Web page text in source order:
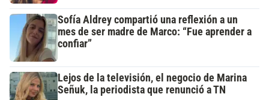
Sofía Aldrey compartió una reflexión a un
mes de ser madre de Marco: “Fue aprender a
confiar”
Lejos de la televisión, el negocio de Marina
Señuk, la periodista que renunció a TN